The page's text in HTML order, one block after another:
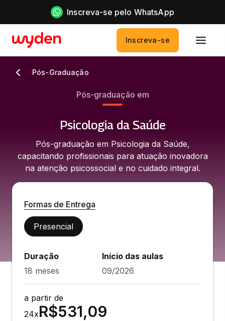
Inscreva-se pelo WhatsApp
Inscreva-se
Pós-Graduação
Pós-graduação em
Psicologia da Saúde
Pós-graduação em Psicologia da Saúde,
capacitando profissionais para atuação inovadora
na atenção psicossocial e no cuidado integral.
Formas de Entrega
Presencial
Duração
18 meses
Início das aulas
09/2026
a partir de
24xR$531,09